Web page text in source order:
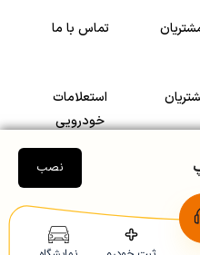
تماس با ما
استعلامات
خودرویی
نصب